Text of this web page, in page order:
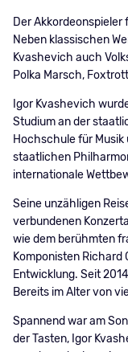
Der
Neben klassischen
Kvashevich auch
Polka Marsch,
Igor Kvashevich
Studium an der
Hochschule für
staatlichen
internationale
Seine unzähligen
verbundenen
wie dem berühmten
Komponisten Richard
Entwicklung. Seit
Bereits im Alter von
Spannend war am
der Tasten, Igor